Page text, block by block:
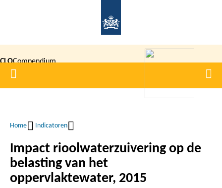
inhoud
gaan
CLOCompendium
voor de
Home
Kruimelpad
Home Indicatoren
Impact rioolwaterzuivering op de
belasting van het
oppervlaktewater, 2015